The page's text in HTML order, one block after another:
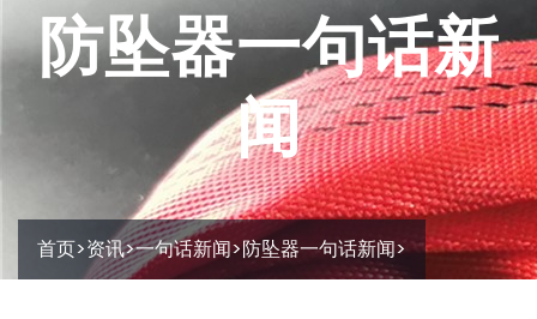
防坠器一句话新
闻
首页>资讯>一句话新闻>防坠器一句话新闻>